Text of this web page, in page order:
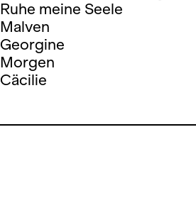
Ruhe meine Seele
Malven
Georgine
Morgen
Cäcilie